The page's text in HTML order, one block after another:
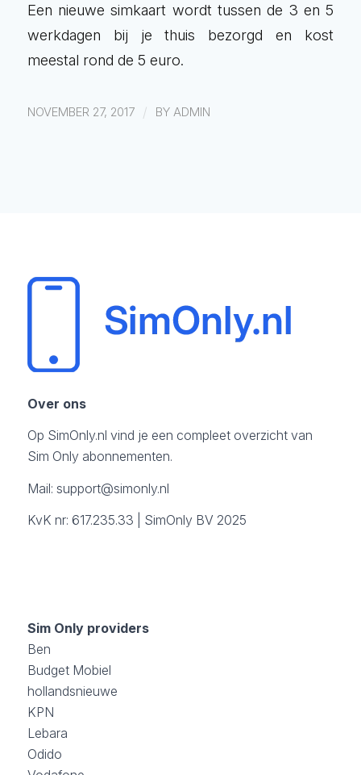
Een nieuwe simkaart wordt tussen de 3 en 5
werkdagen bij je thuis bezorgd en kost
meestal rond de 5 euro.
NOVEMBER 27, 2017 / BY ADMIN
Over ons
Op SimOnly.nl vind je een compleet overzicht van
Sim Only abonnementen.
Mail: support@simonly.nl
KvK nr: 617.235.33 | SimOnly BV 2025
Sim Only providers
Ben
Budget Mobiel
hollandsnieuwe
KPN
Lebara
Odido